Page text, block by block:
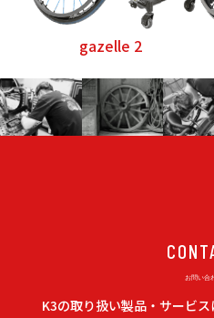
gazelle 2
お問い合
K3の取り扱い製品・サービ